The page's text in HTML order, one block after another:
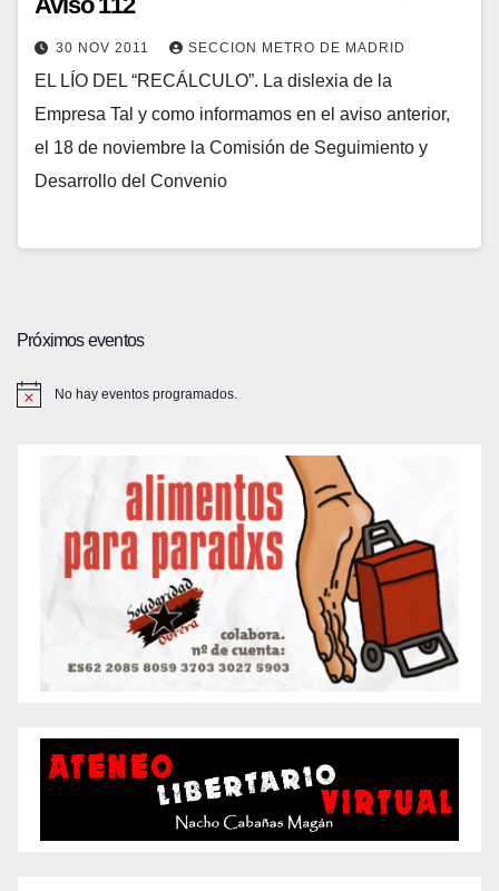
30 NOV 2011 SECCION METRO DE MADRID
EL LÍO DEL “RECÁLCULO”. La dislexia de la
Empresa Tal y como informamos en el aviso anterior,
el 18 de noviembre la Comisión de Seguimiento y
Desarrollo del Convenio
Próximos eventos
No hay eventos programados.